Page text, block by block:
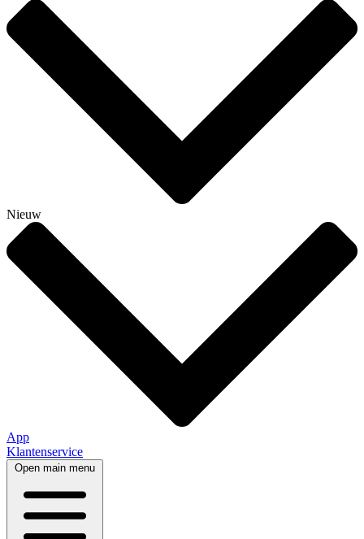
Nieuw
App
Klantenservice
Open main menu